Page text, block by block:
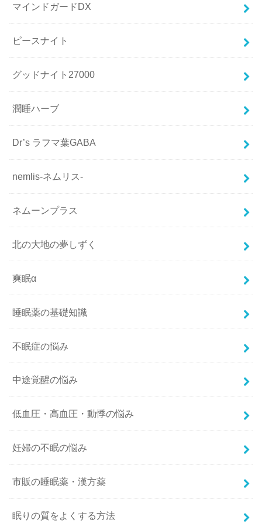
マインドガードDX
ピースナイト
グッドナイト27000
潤睡ハーブ
Dr’s ラフマ葉GABA
nemlis-ネムリス-
ネムーンプラス
北の大地の夢しずく
爽眠α
睡眠薬の基礎知識
不眠症の悩み
中途覚醒の悩み
低血圧・高血圧・動悸の悩み
妊婦の不眠の悩み
市販の睡眠薬・漢方薬
眠りの質をよくする方法